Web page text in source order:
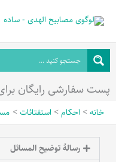
محتوا
پست سفارشی رایگان برای
خانه احکام استفتائات
رسالۀ توضیح المسائل